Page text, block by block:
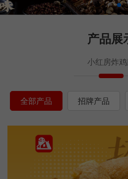
产品展
小红房炸鸡
全部产品 招牌产品